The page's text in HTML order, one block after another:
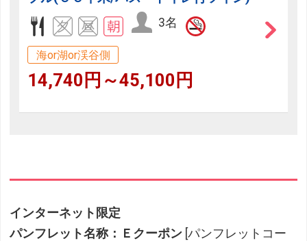
3名
海or湖or渓谷側
14,740円～45,100円
インターネット限定
パンフレット名称：Ｅクーポン [パンフレットコー